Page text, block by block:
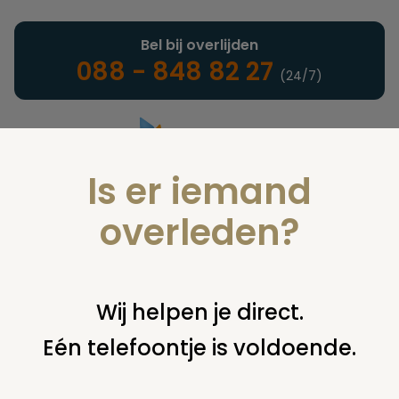
Landelijke uitvaartonderneming
Bel bij overlijden
088 - 848 82 27 (24/7)
U bent hier: home juridisch overige erfenis / erfrecht
Is er iemand
overleden?
Wij helpen je direct.
Eén telefoontje is voldoende.